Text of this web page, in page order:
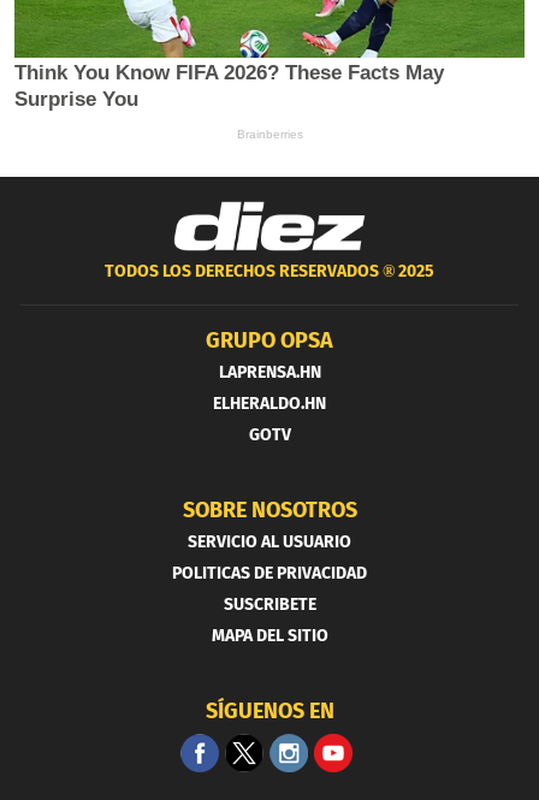
TODOS LOS DERECHOS RESERVADOS ®2025
GRUPO OPSA
LAPRENSA.HN
ELHERALDO.HN
GOTV
SOBRE NOSOTROS
SERVICIO AL USUARIO
POLITICAS DE PRIVACIDAD
SUSCRIBETE
MAPA DEL SITIO
SÍGUENOS EN